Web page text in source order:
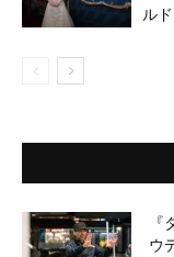
ル
ウ